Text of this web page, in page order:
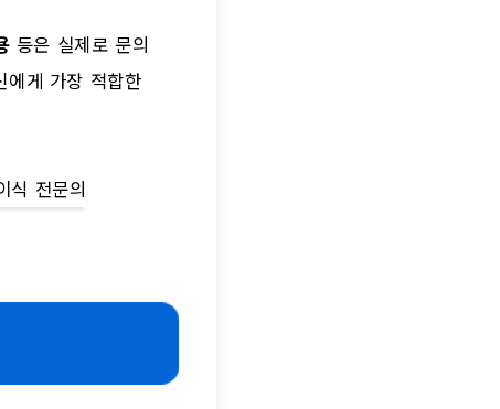
등은 실제로 문의
에게 가장 적합한